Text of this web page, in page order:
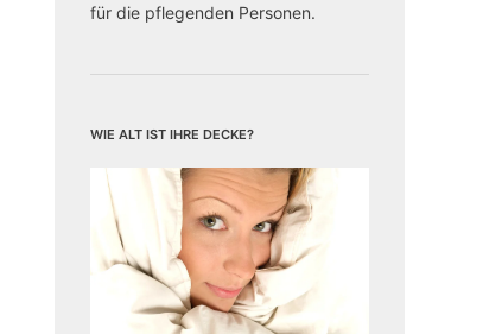
für die pflegenden Personen.
Wie alt ist Ihre Decke?